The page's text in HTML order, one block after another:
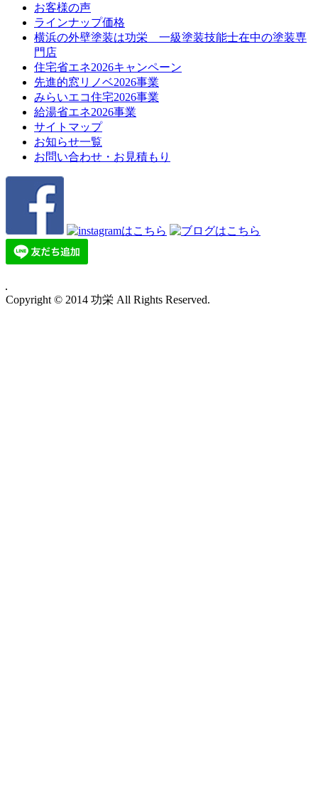
お客様の声
ラインナップ価格
横浜の外壁塗装は功栄 一級塗装技能士在中の塗装専
門店
住宅省エネ2026キャンペーン
先進的窓リノベ2026事業
みらいエコ住宅2026事業
給湯省エネ2026事業
サイトマップ
お知らせ一覧
お問い合わせ・お見積もり
Copyright © 2014 功栄 All Rights Reserved.